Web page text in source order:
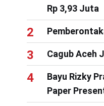
Rp 3,93 Juta
Cagub Aceh
Bayu Rizky
Paper